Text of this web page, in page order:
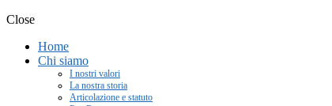
Close
Home
Chi siamo
I nostri valori
La nostra storia
Articolazione e statuto